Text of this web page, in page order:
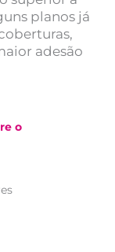
planos já
adesão
o